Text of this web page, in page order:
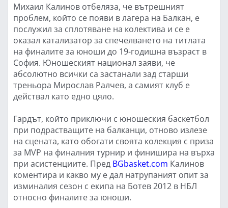
Михаил Калинов отбеляза, че вътрешният
проблем, който се появи в лагера на Балкан, е
послужил за сплотяване на колектива и се е
оказал катализатор за спечелването на титлата
на финалите за юноши до 19-годишна възраст в
София. Юношеският национал заяви, че
абсолютно всички са застанали зад старши
треньора Мирослав Ралчев, а самият клуб е
действал като едно цяло.
Гардът, който приключи с юношеския баскетбол
при подрастващите на балканци, отново излезе
на сцената, като обогати своята колекция с приза
за MVP на финалния турнир и финишира на върха
при асистенциите. Пред BGbasket.com Калинов
коментира и какво му е дал натрупаният опит за
изминалия сезон с екипа на Ботев 2012 в НБЛ
относно финалите за юноши.